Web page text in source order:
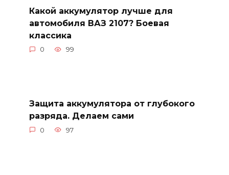
Какой аккумулятор лучше для
автомобиля ВАЗ 2107? Боевая
классика
0 99
Защита аккумулятора от глубокого
разряда. Делаем сами
0 97